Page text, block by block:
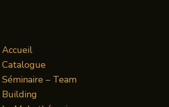
Accueil
Catalogue
Séminaire – Team
Building